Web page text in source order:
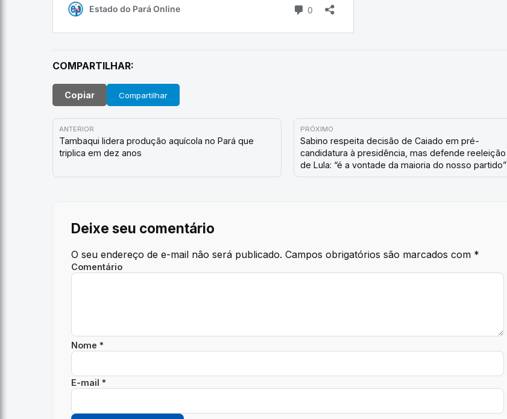
COMPARTILHAR:
Copiar Compartilhar
ANTERIOR
Tambaqui lidera produção aquícola no Pará que
triplica em dez anos
PRÓXIMO
Sabino respeita decisão de Caiado em pré-
candidatura à presidência, mas defende reeleição
de Lula: “é a vontade da maioria do nosso partido”
Deixe seu comentário
O seu endereço de e-mail não será publicado. Campos obrigatórios são marcados com *
Comentário
Nome *
E-mail *